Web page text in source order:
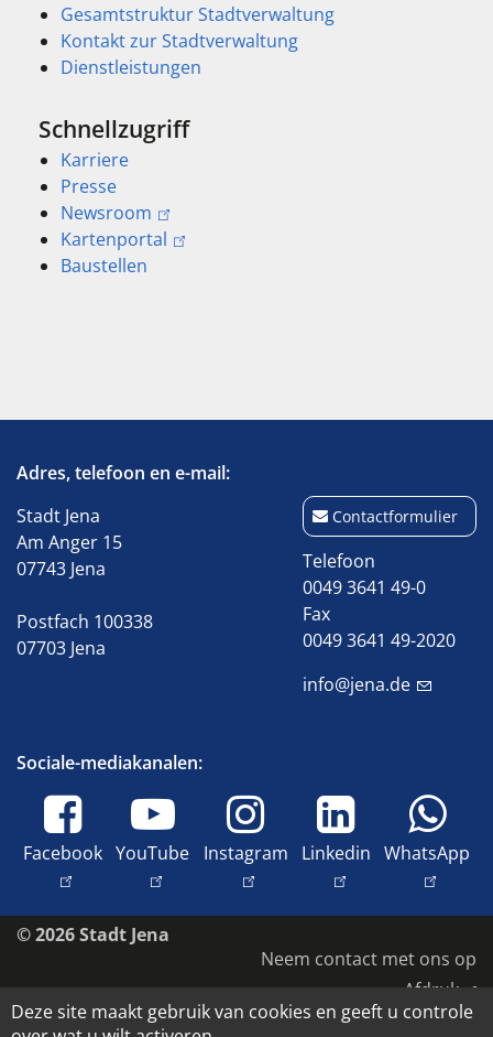
Gesamtstruktur Stadtverwaltung
Kontakt zur Stadtverwaltung
Dienstleistungen
Schnellzugriff
Karriere
Presse
Newsroom
Kartenportal
Baustellen
Adres, telefoon en e-mail:
Stadt Jena
Am Anger 15
07743 Jena
Postfach 100338
07703 Jena
Contactformulier
Telefoon
0049 3641 49-0
Fax
0049 3641 49-2020
info@jena.de
Sociale-mediakanalen:
Facebook YouTube Instagram Linkedin WhatsApp
© 2026 Stadt Jena
Neem contact met ons op
Afdruk
Toegankelijkheid
Deze site maakt gebruik van cookies en geeft u controle